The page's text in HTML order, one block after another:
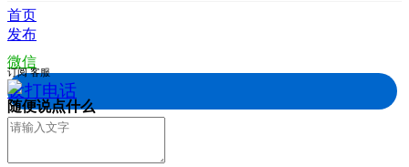
首页
发布
微信
拨打电话
订阅 客服
随便说点什么